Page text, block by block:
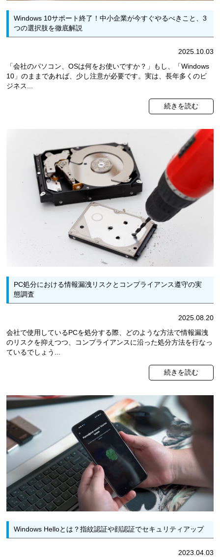
Windows 10サポート終了！中小企業が今すぐやるべきこと、3
つの選択肢を徹底解説
2025.10.03
「会社のパソコン、OSは何をお使いですか？」もし、「Windows
10」のままであれば、少し注意が必要です。実は、長年多くのビ
ジネス...
続きを読む
PC処分における情報漏洩リスクとコンプライアンス遵守の実
態調査
2025.08.20
会社で使用しているPCを処分する際、どのような方法で情報漏洩
のリスクを抑えつつ、コンプライアンスに沿った処分方法を行なっ
ているでしょう...
続きを読む
Windows Helloとは？指紋認証や顔認証でセキュリティアップ
2023.04.03